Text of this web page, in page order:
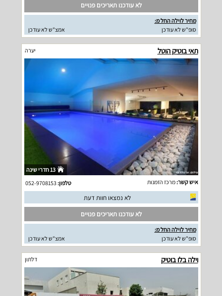
לא עודכנו תאריכים פנויים
מחיר לוילה החל מ:
סופ"ש לא עודכן
אמצ"ש לא עודכן
תאי בוטיק הוטל יערה
13 חדרי שינה
איש קשר:מרכז הזמנות טלפון:052-9708153
לא נמצאו חוות דעת
לא עודכנו תאריכים פנויים
מחיר לוילה החל מ:
סופ"ש לא עודכן
אמצ"ש לא עודכן
וילה בלו בוטיק דלתון